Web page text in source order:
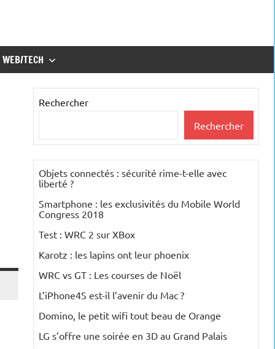
WEB/TECH
Rechercher
Rechercher
Objets connectés : sécurité rime-t-elle avec
liberté ?
Smartphone : les exclusivités du Mobile World
Congress 2018
Test : WRC 2 sur XBox
Karotz : les lapins ont leur phoenix
WRC vs GT : Les courses de Noël
L’iPhone4S est-il l’avenir du Mac ?
Domino, le petit wifi tout beau de Orange
LG s’offre une soirée en 3D au Grand Palais